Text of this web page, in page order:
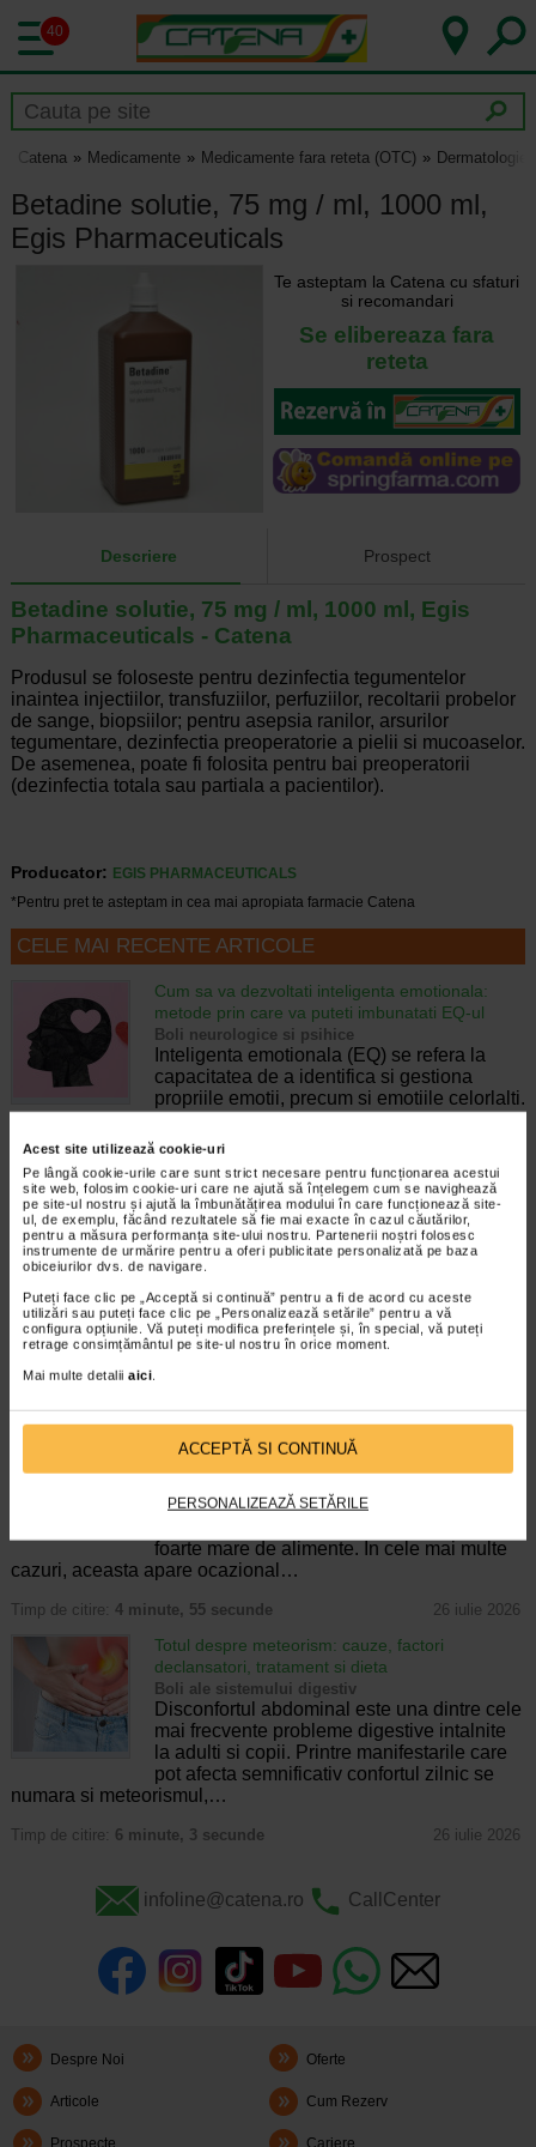
Acest site utilizează cookie-uri
Pe lângă cookie-urile care sunt strict necesare pentru funcționarea acestui
site web, folosim cookie-uri care ne ajută să înțelegem cum se navighează
pe site-ul nostru și ajută la îmbunătățirea modului în care funcționează site-
ul, de exemplu, făcând rezultatele să fie mai exacte în cazul căutărilor,
pentru a măsura performanța site-ului nostru. Partenerii noștri folosesc
instrumente de urmărire pentru a oferi publicitate personalizată pe baza
obiceiurilor dvs. de navigare.
Puteți face clic pe „Acceptă si continuă” pentru a fi de acord cu aceste
utilizări sau puteți face clic pe „Personalizează setările” pentru a vă
configura opțiunile. Vă puteți modifica preferințele și, în special, vă puteți
retrage consimțământul pe site-ul nostru în orice moment.
Mai multe detalii aici.
ACCEPTĂ SI CONTINUĂ
PERSONALIZEAZĂ SETĂRILE
40
Catena Medicamente Medicamente fara reteta (OTC) Dermatologie
Betadine solutie, 75 mg / ml, 1000 ml,
Egis Pharmaceuticals
Te asteptam la Catena cu sfaturi
si recomandari
Se elibereaza fara
reteta
Descriere Prospect
Betadine solutie, 75 mg / ml, 1000 ml, Egis
Pharmaceuticals - Catena
Produsul se foloseste pentru dezinfectia tegumentelor
inaintea injectiilor, transfuziilor, perfuziilor, recoltarii probelor
de sange, biopsiilor; pentru asepsia ranilor, arsurilor
tegumentare, dezinfectia preoperatorie a pielii si mucoaselor.
De asemenea, poate fi folosita pentru bai preoperatorii
(dezinfectia totala sau partiala a pacientilor).
Producator:
EGIS PHARMACEUTICALS
*Pentru pret te asteptam in cea mai apropiata farmacie Catena
CELE MAI RECENTE ARTICOLE
Cum sa va dezvoltati inteligenta emotionala:
metode prin care va puteti imbunatati EQ-ul
Boli neurologice si psihice
Inteligenta emotionala (EQ) se refera la
capacitatea de a identifica si gestiona
propriile emotii, precum si emotiile celorlalti.
In general, se spune ca inteligenta
emotionala cuprinde cateva abilitati:…
Timp de citire:4 minute, 39 secunde 6 august 2026
Enurezis: cauze, factori declansatori si solutii
Sistem urinar
Enurezisul este termenul medical pentru
pierderea accidentala de urina, de obicei in
timpul somnului. Este o afectiune frecventa
atat in randul copiilor, cat si al adultilor.
Enurezisul este considerat…
Timp de citire:4 minute, 32 secunde
Senzatia de prea plin: cand indica o afectiune si
cum o tratati
dupa masa o senzatie de prea plin, chiar si
foarte mare de alimente. In cele mai multe
cazuri, aceasta apare ocazional…
Timp de citire: 4 minute, 55 secunde 26 iulie 2026
Totul despre meteorism: cauze, factori
declansatori, tratament si dieta
Boli ale sistemului digestiv
Disconfortul abdominal este una dintre cele
mai frecvente probleme digestive intalnite
la adulti si copii. Printre manifestarile care
pot afecta semnificativ confortul zilnic se
numara si meteorismul,…
Timp de citire: 6 minute, 3 secunde 26 iulie 2026
infoline@catena.ro CallCenter
Despre Noi Oferte
Articole Cum Rezerv